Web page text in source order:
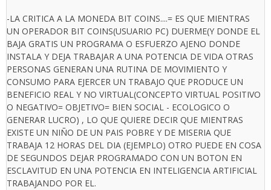
-LA CRITICA A LA MONEDA BIT COINS....= ES QUE MIENTRAS
UN OPERADOR BIT COINS(USUARIO PC) DUERME(Y DONDE EL
BAJA GRATIS UN PROGRAMA O ESFUERZO AJENO DONDE
INSTALA Y DEJA TRABAJAR A UNA POTENCIA DE VIDA OTRAS
PERSONAS GENERAN UNA RUTINA DE MOVIMIENTO Y
CONSUMO PARA EJERCER UN TRABAJO QUE PRODUCE UN
BENEFICIO REAL Y NO VIRTUAL(CONCEPTO VIRTUAL POSITIVO
O NEGATIVO= OBJETIVO= BIEN SOCIAL - ECOLOGICO O
GENERAR LUCRO) , LO QUE QUIERE DECIR QUE MIENTRAS
EXISTE UN NIÑO DE UN PAIS POBRE Y DE MISERIA QUE
TRABAJA 12 HORAS DEL DIA (EJEMPLO) OTRO PUEDE EN COSA
DE SEGUNDOS DEJAR PROGRAMADO CON UN BOTON EN
ESCLAVITUD EN UNA POTENCIA EN INTELIGENCIA ARTIFICIAL
TRABAJANDO POR EL.